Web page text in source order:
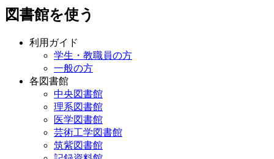
図書館を使う
利用ガイド
学生・教職員の方
一般の方
各図書館
中央図書館
理系図書館
医学図書館
芸術工学図書館
筑紫図書館